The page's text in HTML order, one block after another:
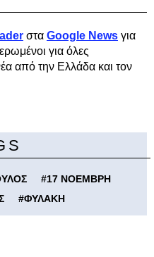
στα Google News για
για όλες
από την Ελλάδα και τον
#17 ΝΟΕΜΒΡΗ
#ΦΥΛΑΚΗ